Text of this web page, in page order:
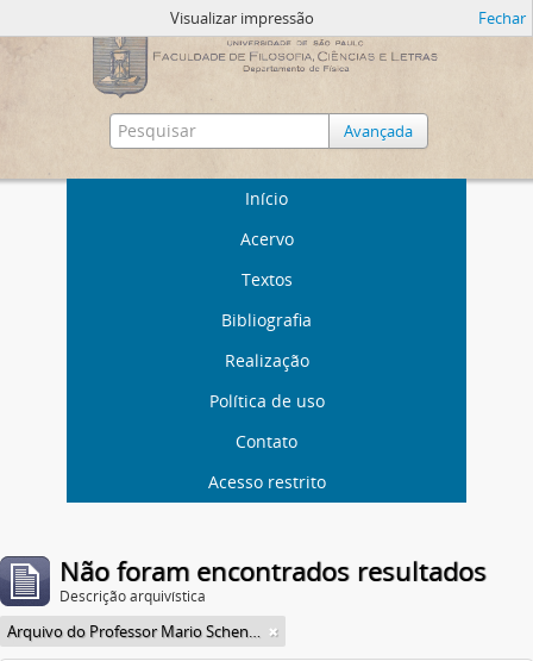
Avançada
Início
Acervo
Textos
Bibliografia
Realização
Política de uso
Contato
Acesso restrito
Visualizar impressão Fechar
Não foram encontrados resultados
Descrição arquivística
Arquivo do Professor Mario Schenberg